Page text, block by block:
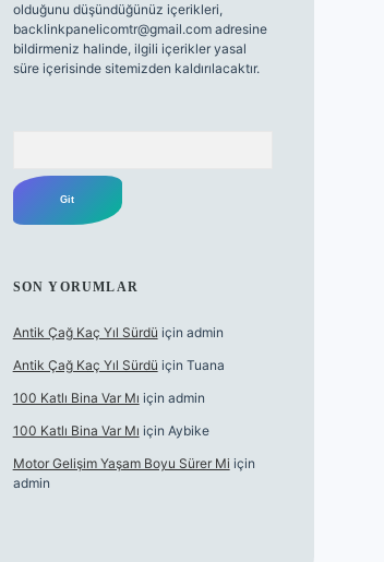
olduğunu düşündüğünüz içerikleri,
backlinkpanelicomtr@gmail.comadresine
bildirmeniz halinde, ilgili içerikler yasal
süre içerisinde sitemizden kaldırılacaktır.
SON YORUMLAR
Antik Çağ Kaç Yıl Sürdü için admin
Antik Çağ Kaç Yıl Sürdü için Tuana
100 Katlı Bina Var Mı için admin
100 Katlı Bina Var Mı için Aybike
Motor Gelişim Yaşam Boyu Sürer Mi için
admin